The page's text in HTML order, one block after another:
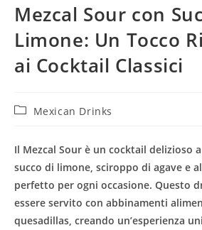
Mezcal Sour con
Limone: Un Tocco
ai Cocktail Classici
Categoria
Mexican Drinks
Il Mezcal Sour è un cocktail delizioso a
succo di limone, sciroppo di agave e
perfetto per ogni occasione. Questo
essere servito con abbinamenti
quesadillas, creando un’esperienza